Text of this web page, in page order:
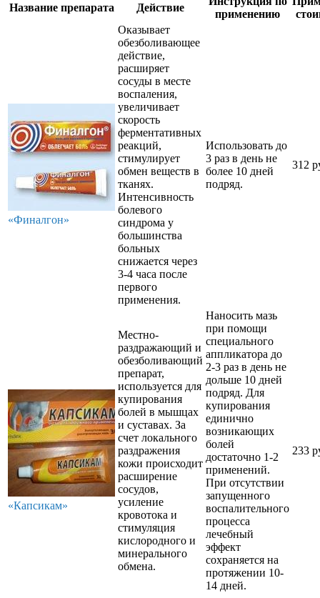
Название препарата Действие
применению
«Финалгон»
Оказывает
обезболивающее
действие,
расширяет
сосуды в месте
воспаления,
увеличивает
скорость
ферментативных
реакций,
стимулирует
обмен веществ в
тканях.
Интенсивность
болевого
синдрома у
большинства
больных
снижается через
3-4 часа после
первого
применения.
Использовать до
3 раз в день не
более 10 дней
подряд.
312
«Капсикам»
Местно-
раздражающий и
обезболивающий
препарат,
используется для
купирования
болей в мышцах
и суставах. За
счет локального
раздражения
кожи происходит
расширение
сосудов,
усиление
кровотока и
стимуляция
кислородного и
минерального
обмена.
Наносить мазь
при помощи
специального
аппликатора до
2-3 раз в день не
дольше 10 дней
подряд. Для
купирования
единично
возникающих
болей
достаточно 1-2
применений.
При отсутствии
запущенного
воспалительного
процесса
лечебный
эффект
сохраняется на
протяжении 10-
14 дней.
233